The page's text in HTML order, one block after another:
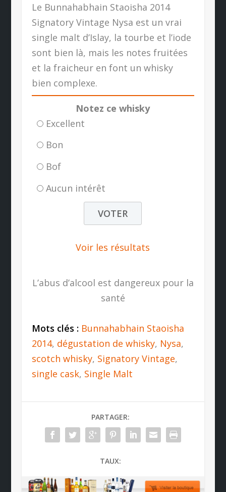
Le Bunnahabhain Staoisha 2014
Signatory Vintage Nysa est un vrai
single malt d’Islay, la tourbe et l’iode
sont bien là, mais les notes fruitées
et la fraicheur en font un whisky
bien complexe.
Notez ce whisky
Excellent
Bon
Bof
Aucun intérêt
Voir les résultats
L’abus d’alcool est dangereux pour la
santé
Mots clés : Bunnahabhain Staoisha
2014, dégustation de whisky, Nysa,
scotch whisky, Signatory Vintage,
single cask, Single Malt
PARTAGER:
TAUX: